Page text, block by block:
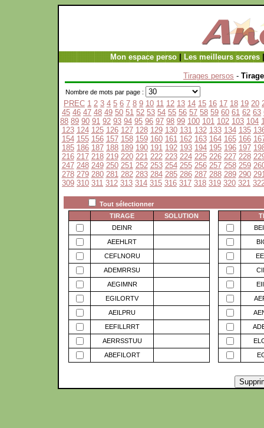
Mon espace perso| Les meilleurs scores
Tirages persos -
Nombre de mots par page :
PREC 1 2 3 4 5 6 7 8 9 10 11 12 13 14 15 16 17 18 19 20
45 46 47 48 49 50 51 52 53 54 55 56 57 58 59 60 61 62 63
88 89 90 91 92 93 94 95 96 97 98 99 100 101 102 103 104
123 124 125 126 127 128 129 130 131 132 133 134 135
154 155 156 157 158 159 160 161 162 163 164 165 166
185 186 187 188 189 190 191 192 193 194 195 196 197
216 217 218 219 220 221 222 223 224 225 226 227 228
247 248 249 250 251 252 253 254 255 256 257 258 259
278 279 280 281 282 283 284 285 286 287 288 289 290
309 310 311 312 313 314 315 316 317 318 319 320 321
Tout sélectionner
TIRAGE
SOLUTION
DEINR
AEEHLRT
CEFLNORU
ADEMRRSU
AEGIMNR
EGILORTV
AEILPRU
EEFILLRRT
AERRSSTUU
ABEFILORT